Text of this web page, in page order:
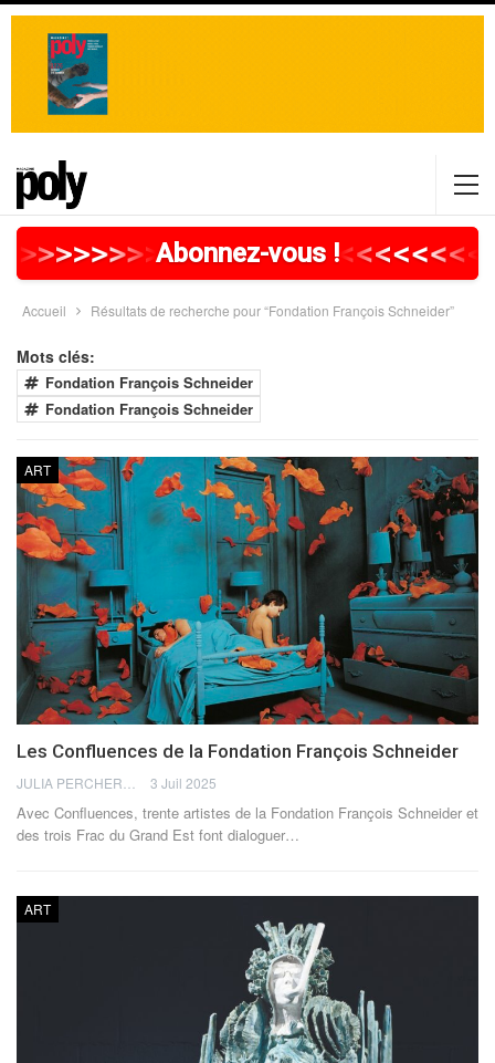
>>>>>>>>>>>>>>>>>
Abonnez-vous !<<<<<<<<
Accueil Résultats de recherche pour “Fondation François Schneider”
Mots clés:
Fondation François Schneider
Fondation François Schneider
ART
Les Confluences de la Fondation François Schneider
JULIA PERCHERON 3 Juil 2025
Avec Confluences, trente artistes de la Fondation François Schneider et
des trois Frac du Grand Est font dialoguer…
ART